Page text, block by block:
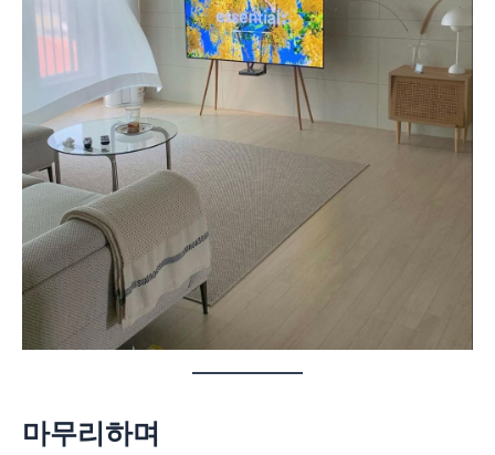
마무리하며